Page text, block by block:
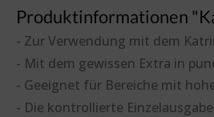
Produktinformationen
- Zur Verwendung mit dem
- Mit dem gewissen Extra in
- Geeignet für Bereiche mit
- Die kontrollierte